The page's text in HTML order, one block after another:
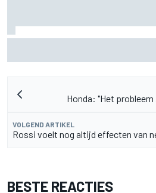
Honda: "Het
VOLGEND ARTIKEL
Rossi voelt nog altijd effecten van
BESTE REACTIES